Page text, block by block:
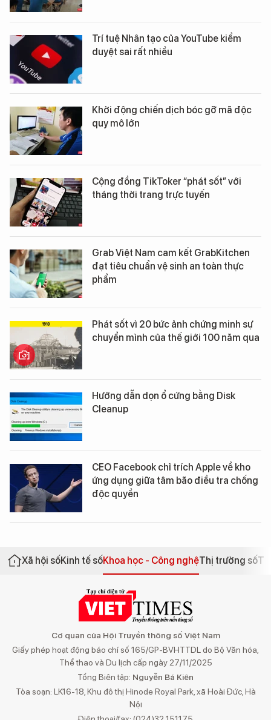
Trí tuệ Nhân tạo của YouTube kiểm
duyệt sai rất nhiều
Khởi động chiến dịch bóc gỡ mã độc
quy mô lớn
Cộng đồng TikToker “phát sốt” với
tháng thời trang trực tuyến
Grab Việt Nam cam kết GrabKitchen
đạt tiêu chuẩn vệ sinh an toàn thực
phẩm
Phát sốt vì 20 bức ảnh chứng minh sự
chuyển mình của thế giới 100 năm qua
Hướng dẫn dọn ổ cứng bằng Disk
Cleanup
CEO Facebook chỉ trích Apple về kho
ứng dụng giữa tâm bão điều tra chống
độc quyền
Xã hội sốKinh tế sốKhoa học - Công nghệThị trường số
Cơ quan của Hội Truyền thông số Việt Nam
Giấy phép hoạt động báo chí số 165/GP-BVHTTDL do Bộ Văn hóa,
Thể thao và Du lịch cấp ngày 27/11/2025
Tổng Biên tập: Nguyễn Bá Kiên
Tòa soạn: LK16-18, Khu đô thị Hinode Royal Park, xã Hoài Đức, Hà
Nội